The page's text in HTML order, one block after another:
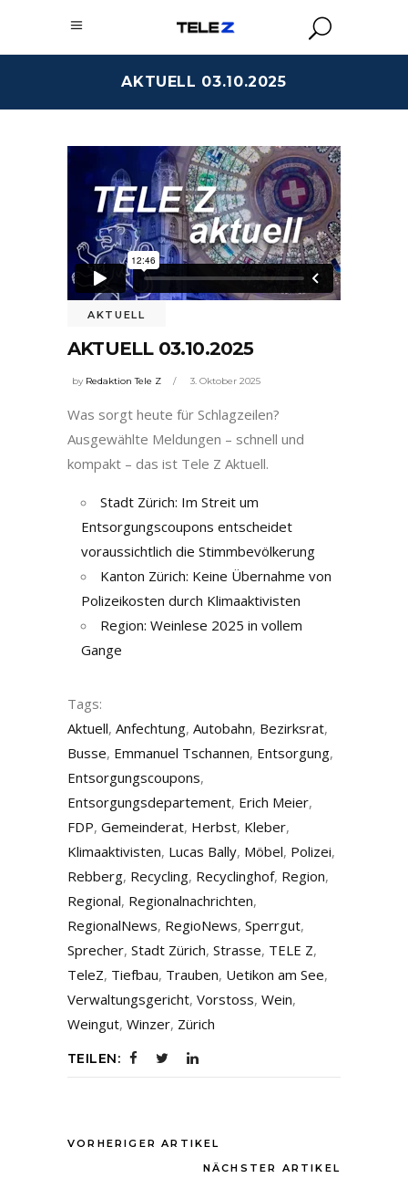
AKTUELL 03.10.2025
AKTUELL
AKTUELL 03.10.2025
by Redaktion Tele Z 3. Oktober 2025
Was sorgt heute für Schlagzeilen?
Ausgewählte Meldungen – schnell und
kompakt – das ist Tele Z Aktuell.
Stadt Zürich: Im Streit um
Entsorgungscoupons entscheidet
voraussichtlich die Stimmbevölkerung
Kanton Zürich: Keine Übernahme von
Polizeikosten durch Klimaaktivisten
Region: Weinlese 2025 in vollem
Gange
Tags:
Aktuell, Anfechtung, Autobahn, Bezirksrat,
Busse, Emmanuel Tschannen, Entsorgung,
Entsorgungscoupons,
Entsorgungsdepartement, Erich Meier,
FDP, Gemeinderat, Herbst, Kleber,
Klimaaktivisten, Lucas Bally, Möbel, Polizei,
Rebberg, Recycling, Recyclinghof, Region,
Regional, Regionalnachrichten,
RegionalNews, RegioNews, Sperrgut,
Sprecher, Stadt Zürich, Strasse, TELE Z,
TeleZ, Tiefbau, Trauben, Uetikon am See,
Verwaltungsgericht, Vorstoss, Wein,
Weingut, Winzer, Zürich
TEILEN:
VORHERIGER ARTIKEL
NÄCHSTER ARTIKEL